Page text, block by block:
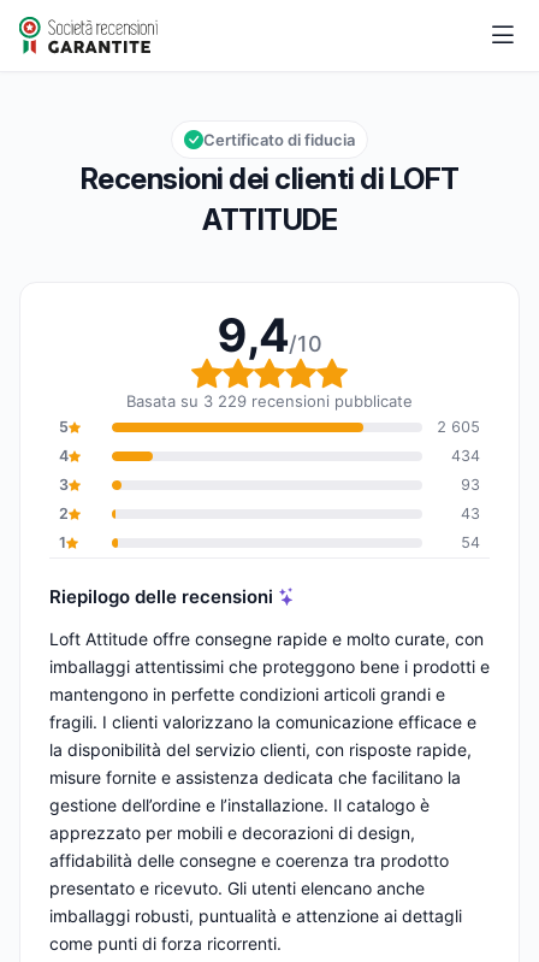
LOFT ATTITUDE
Valutazione globale: 9,4 su 10
9,4/10
Recensioni dei clienti di LOFT
ATTITUDE
Certificato di fiducia
9,4/10
Valutazione globale:
Basata su 3 229 recensioni pubblicate
5
2 605
4
434
3
93
2
43
1
54
Riepilogo delle recensioni
Loft Attitude offre consegne rapide e molto curate, con
imballaggi attentissimi che proteggono bene i prodotti e
mantengono in perfette condizioni articoli grandi e
fragili. I clienti valorizzano la comunicazione efficace e
la disponibilità del servizio clienti, con risposte rapide,
misure fornite e assistenza dedicata che facilitano la
gestione dell’ordine e l’installazione. Il catalogo è
apprezzato per mobili e decorazioni di design,
affidabilità delle consegne e coerenza tra prodotto
presentato e ricevuto. Gli utenti elencano anche
imballaggi robusti, puntualità e attenzione ai dettagli
come punti di forza ricorrenti.